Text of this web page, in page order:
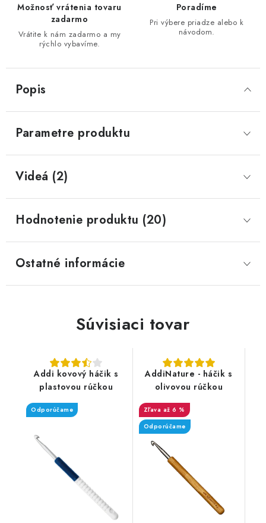
Možnosť vrátenia tovaru
zadarmo
Vrátite k nám zadarmo a my
rýchlo vybavíme.
Poradíme
Pri výbere priadze alebo k
návodom.
Popis
Parametre produktu
Videá (2)
Hodnotenie produktu (20)
Ostatné informácie
Súvisiaci tovar
Addi kovový háčik s
plastovou rúčkou
Odporúčame
AddiNature - háčik s
olivovou rúčkou
až 6 %
Odporúčame